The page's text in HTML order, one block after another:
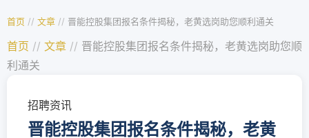
首页 // 文章 // 晋能控股集团报名条件揭秘，老黄选岗助您顺利通关
首页 // 文章 // 晋能控股集团报名条件揭秘，老黄选岗助您顺
利通关
招聘资讯
晋能控股集团报名条件揭秘，老黄